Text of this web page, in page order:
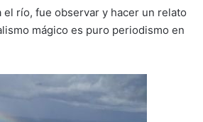
el río, fue observar y hacer un relato
mágico es puro periodismo en